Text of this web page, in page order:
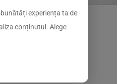
experiența ta de
conținutul. Alege